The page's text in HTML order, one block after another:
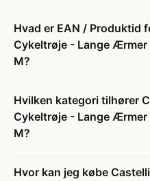
Hvad er EAN / Produktid
Cykeltrøje - Lange
M?
Hvilken kategori tilhører
Cykeltrøje - Lange
M?
Hvor kan jeg købe